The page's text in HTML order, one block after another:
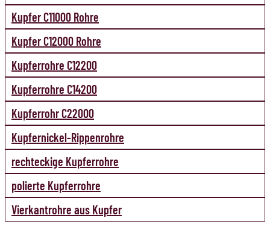
Kupfer C11000 Rohre
Kupfer C12000 Rohre
Kupferrohre C12200
Kupferrohre C14200
Kupferrohr C22000
Kupfernickel-Rippenrohre
rechteckige Kupferrohre
polierte Kupferrohre
Vierkantrohre aus Kupfer